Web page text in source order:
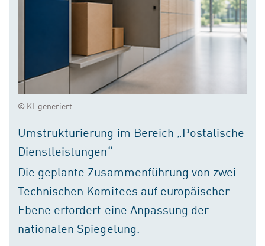
© KI-generiert
Umstrukturierung im Bereich „Postalische
Dienstleistungen“
Die geplante Zusammenführung von zwei
Technischen Komitees auf europäischer
Ebene erfordert eine Anpassung der
nationalen Spiegelung.